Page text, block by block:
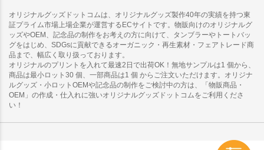
オリジナルグッズドットコムは、オリジナルグッズ製作40年の実績を持つ東
証プライム市場上場企業が運営するECサイトです。物販向けのオリジナルグ
ッズやOEM、記念品の制作をお考えの方に向けて、タンブラーやトートバッ
グをはじめ、SDGsに貢献できるオーガニック・再生素材・フェアトレード商
品まで、幅広く取り扱っております。
オリジナルのプリントを入れて最速2日で出荷OK！無地サンプルは1 個から、
商品は最小ロット30 個、一部商品は1 個 からご注文いただけます。オリジナ
ルグッズ・小ロットOEMや記念品の制作をご検討中の方は、「物販商品・
OEM」の作成・仕入れに強いオリジナルグッズドットコムをご利用くださ
い！